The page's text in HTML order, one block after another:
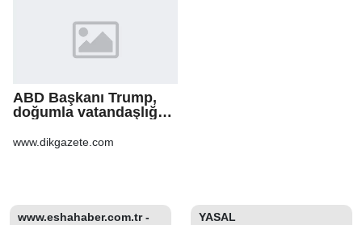
ABD Başkanı Trump,
doğumla vatandaşlığa
genişleten
www.dikgazete.com
www.eshahaber.com.tr -
YASAL